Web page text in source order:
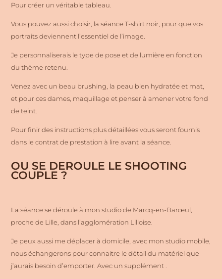
Pour créer un véritable tableau.
Vous pouvez aussi choisir, la séance T-shirt noir, pour que vos
portraits deviennent l’essentiel de l’image.
Je personnaliserais le type de pose et de lumière en fonction
du thème retenu.
Venez avec un beau brushing, la peau bien hydratée et mat,
et pour ces dames, maquillage et penser à amener votre fond
de teint.
Pour finir des instructions plus détaillées vous seront fournis
dans le contrat de prestation à lire avant la séance.
OU SE DEROULE LE SHOOTING
COUPLE ?
La séance se déroule à mon studio de Marcq-en-Barœul,
proche de Lille, dans l’agglomération Lilloise.
Je peux aussi me déplacer à domicile, avec mon studio mobile,
nous échangerons pour connaitre le détail du matériel que
j’aurais besoin d’emporter. Avec un supplément .